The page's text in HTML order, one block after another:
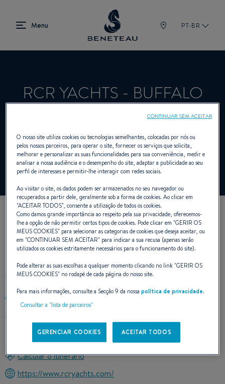
PT-BR
RCR YACHTS - BUFFALO
Revendedor Veleiros, Fora de bordo,
Primeiro para BENETEAU
NOSSOS DADOS DE
CONTATO
716-745-3862
14203 BUFFALO, New York
Calcular o itinerário
https://www.rcryachts.com/
O nosso site utiliza cookies ou tecnologias semelhantes, colocadas por nós ou
pelos nossos parceiros, para operar o site, fornecer os serviços que solicita,
melhorar e personalizar as suas funcionalidades para sua conveniência, medir e
analisar a nossa audiência e o desempenho do site, adaptar a publicidade ao seu
perfil de interesses e permitir-lhe interagir com redes sociais.
Ao visitar o site, os dados podem ser armazenados no seu navegador ou
recuperados a partir dele, geralmente sob a forma de cookies. Ao clicar em
"ACEITAR TODOS", consente a utilização de todos os cookies.
Como damos grande importância ao respeito pela sua privacidade, oferecemos-
lhe a opção de não permitir certos tipos de cookies. Pode clicar em "GERIR OS
MEUS COOKIES" para selecionar as categorias de cookies que deseja aceitar, ou
em "CONTINUAR SEM ACEITAR" para indicar a sua recusa (apenas serão
utilizados os cookies estritamente necessários para o funcionamento do site).
Pode alterar as suas escolhas a qualquer momento clicando no link "GERIR OS
MEUS COOKIES" no rodapé de cada página do nosso site.
Para mais informações, consulte a Secção 9 da nossapolítica de privacidade.
Consultar a "lista de parceiros"
GERENCIAR COOKIES ACEITAR TODOS
CONTINUAR SEM ACEITAR